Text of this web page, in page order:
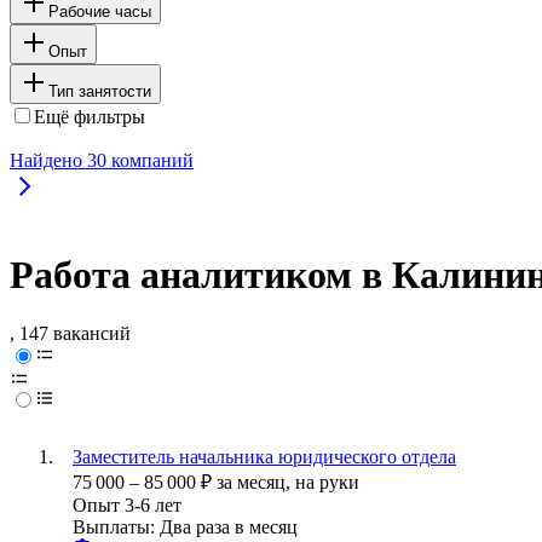
Рабочие часы
Опыт
Тип занятости
Ещё фильтры
Найдено 30 компаний
Работа аналитиком в
, 147 вакансий
Заместитель начальника юридического отдела
75 000 – 85 000 ₽ за месяц, на руки
Опыт 3-6 лет
Выплаты: Два раза в месяц